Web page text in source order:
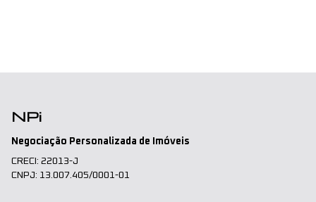
NPi
Negociação Personalizada de Imóveis
CRECI: 22013-J
CNPJ: 13.007.405/0001-01